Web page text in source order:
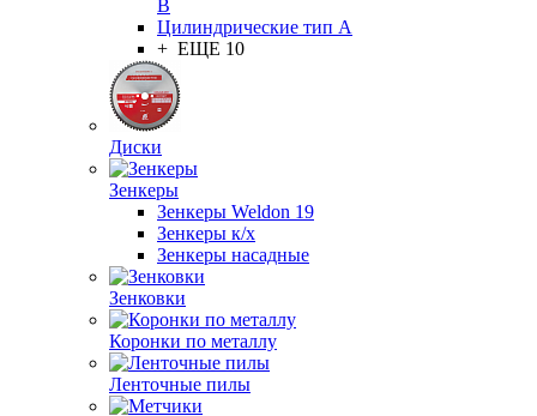
B
Цилиндрические тип А
+ ЕЩЕ 10
Диски
Зенкеры
Зенкеры Weldon 19
Зенкеры к/х
Зенкеры насадные
Зенковки
Коронки по металлу
Ленточные пилы